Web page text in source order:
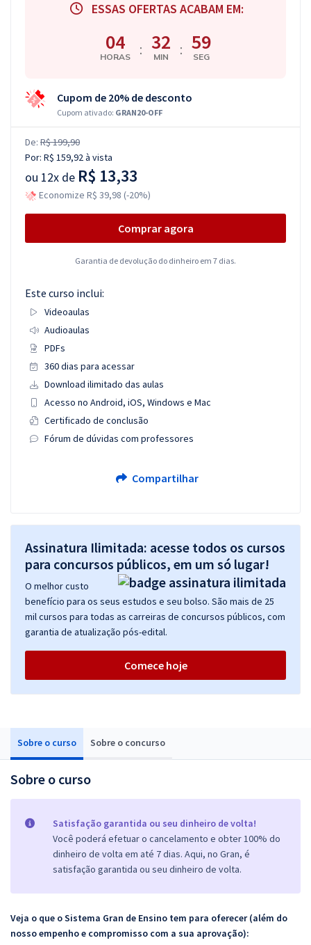
Sobre o curso Sobre o concurso
Sobre o curso
Satisfação garantida ou seu dinheiro de volta!
Você poderá efetuar o cancelamento e obter 100% do
dinheiro de volta em até 7 dias. Aqui, no Gran, é
satisfação garantida ou seu dinheiro de volta.
Veja o que o Sistema Gran de Ensino tem para oferecer (além do
nosso empenho e compromisso com a sua aprovação):
ESSAS OFERTAS ACABAM EM:
04
HORAS : 32
MIN : 59
SEG
Cupom de 20% de desconto
Cupom ativado: GRAN20-OFF
De: R$ 199,90
Por: R$ 159,92à vista
ou 12x de R$ 13,33
Economize R$ 39,98 (-20%)
Comprar agora
Garantia de devolução do dinheiro em 7 dias.
Este curso inclui:
Videoaulas
Audioaulas
PDFs
360 dias para acessar
Download ilimitado das aulas
Acesso no Android, iOS, Windows e Mac
Certificado de conclusão
Fórum de dúvidas com professores
Compartilhar
Assinatura Ilimitada: acesse todos os cursos
para concursos públicos, em um só lugar!
O melhor custo
benefício para os seus estudos e seu bolso. São mais de 25
mil cursos para todas as carreiras de concursos públicos, com
garantia de atualização pós-edital.
Comece hoje